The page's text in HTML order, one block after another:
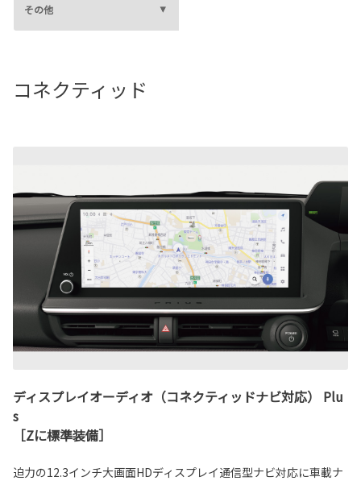
その他
コネクティッド
ディスプレイオーディオ（コネクティッドナビ対応） Plu
s
［Zに標準装備］
迫力の12.3インチ大画面HDディスプレイ通信型ナビ対応に車載ナ